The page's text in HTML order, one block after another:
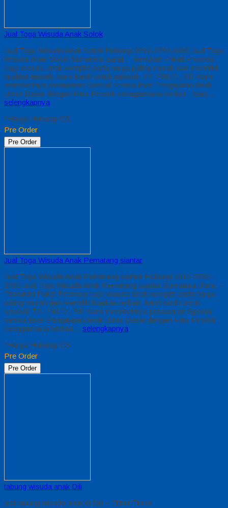
Jual Toga Wisuda Anak Solok
Jual Toga Wisuda Anak Solok Hubungi 0812-2282-1060 Jual Toga
Wisuda Anak Solok Sumatera Barat – Temukan Paket Promosi
toga wisuda anak komplet pada harga paling murah dan memiliki
kualitas terbaik, kami kasih untuk sekolah TK, PAUD , SD Kami
memberinya penawaran Special semua level Pengajaran Anak
Umur Dasar dengan Fitur Produk sebagaimana berikut : Kain…
selengkapnya
*Harga Hubungi CS
Pre Order
Pre Order
Jual Toga Wisuda Anak Pematang siantar
Jual Toga Wisuda Anak Pematang siantar Hubungi 0812-2282-
1060 Jual Toga Wisuda Anak Pematang siantar Sumatera Utara –
Temukan Paket Promosi toga wisuda anak komplet pada harga
paling murah dan memiliki kualitas terbaik, kami kasih untuk
sekolah TK, PAUD , SD Kami memberinya penawaran Special
semua level Pengajaran Anak Umur Dasar dengan Fitur Produk
sebagaimana berikut… selengkapnya
*Harga Hubungi CS
Pre Order
Pre Order
tabung wisuda anak Dili
jual tabung wisuda anak di Dili – Timur Timur